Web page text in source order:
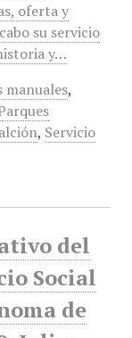
oferta y
su servicio
y…
manuales,
, Servicio
del
Social
de